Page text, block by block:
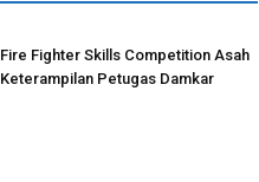
Fire Fighter Skills Competition Asah
Keterampilan Petugas Damkar